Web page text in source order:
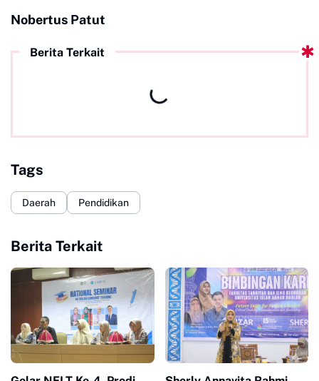
Nobertus Patut
Berita Terkait
Tags
Daerah Pendidikan
Berita Terkait